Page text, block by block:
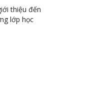
thiệu đến
lớp học